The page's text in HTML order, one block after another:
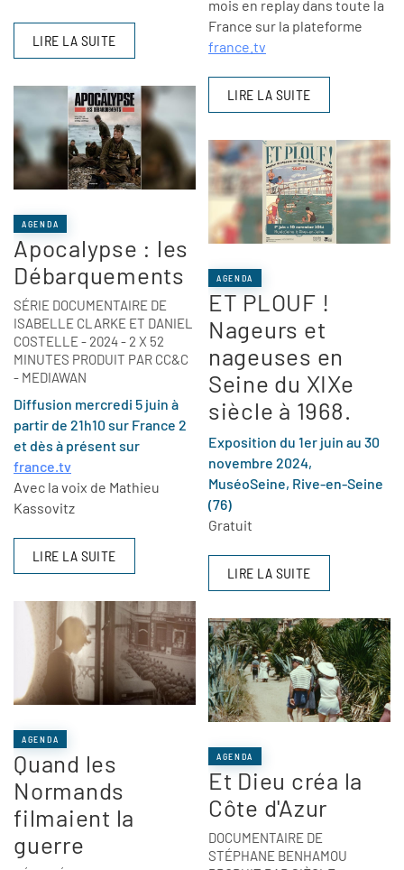
LIRE LA SUITE
AGENDA
Apocalypse : les
Débarquements
SÉRIE DOCUMENTAIRE DE
ISABELLE CLARKE ET DANIEL
COSTELLE - 2024 - 2 X 52
MINUTES PRODUIT PAR CC&C
- MEDIAWAN
Diffusion mercredi 5 juin à
partir de 21h10 sur France 2
et dès à présent sur
france.tv
Avec la voix de Mathieu
Kassovitz
LIRE LA SUITE
AGENDA
Quand les
Normands
filmaient la
guerre
mois en replay dans toute la
France sur la plateforme
france.tv
LIRE LA SUITE
AGENDA
ET PLOUF !
Nageurs et
nageuses en
Seine du XIXe
siècle à 1968.
Exposition du 1er juin au 30
novembre 2024,
MuséoSeine, Rive-en-Seine
(76)
Gratuit
LIRE LA SUITE
AGENDA
Et Dieu créa la
Côte d'Azur
DOCUMENTAIRE DE
STÉPHANE BENHAMOU